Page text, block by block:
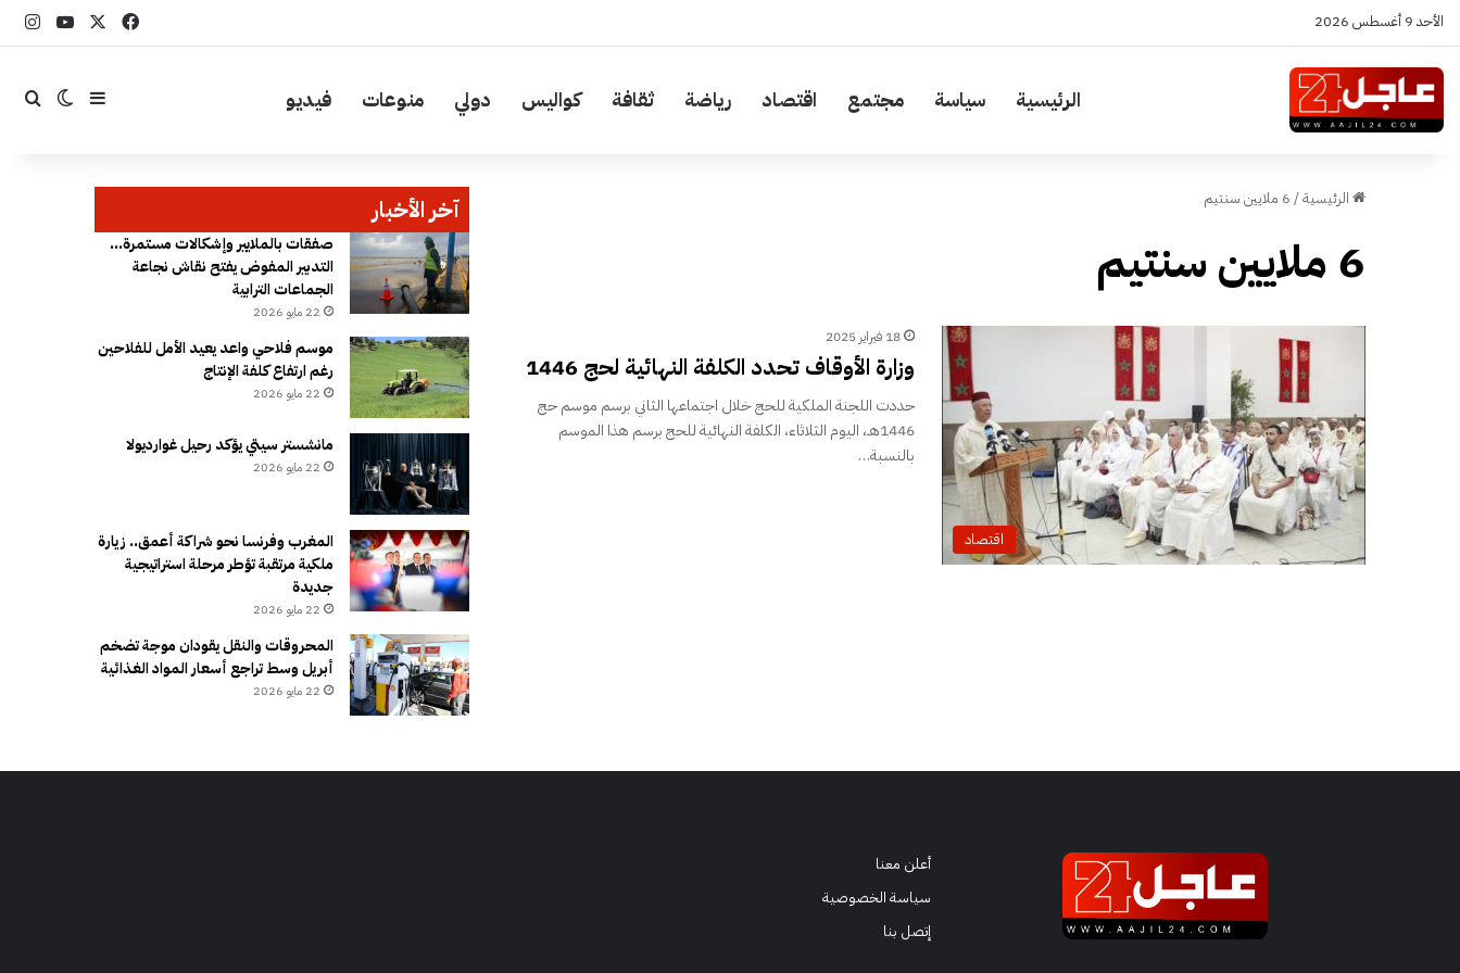
الأحد 9 أغسطس 2026 فيسبوك
الرئيسية سياسة مجتمع اقتصاد رياضة ثقافة كواليس دولي منوعات فيديو إضافة عمود
الوضع
الرئيسية/ 6 ملايين سنتيم
6 ملايين سنتيم
اقتصاد
18 فبراير 2025
وزارة الأوقاف تحدد الكلفة النهائية لحج 1446
حددت اللجنة الملكية للحج خلال اجتماعها الثاني برسم موسم حج
1446هـ، اليوم الثلاثاء، الكلفة النهائية للحج برسم هذا الموسم
بالنسبة…
آخر الأخبار
صفقات بالملايير وإشكالات مستمرة…
التدبير المفوض يفتح نقاش نجاعة
الجماعات الترابية
22 مايو 2026
موسم فلاحي واعد يعيد الأمل للفلاحين
رغم ارتفاع كلفة الإنتاج
22 مايو 2026
مانشستر سيتي يؤكد رحيل غوارديولا
22 مايو 2026
المغرب وفرنسا نحو شراكة أعمق.. زيارة
ملكية مرتقبة تؤطر مرحلة استراتيجية
جديدة
22 مايو 2026
المحروقات والنقل يقودان موجة تضخم
أبريل وسط تراجع أسعار المواد الغذائية
22 مايو 2026
أعلن معنا
سياسة الخصوصية
إتصل بنا